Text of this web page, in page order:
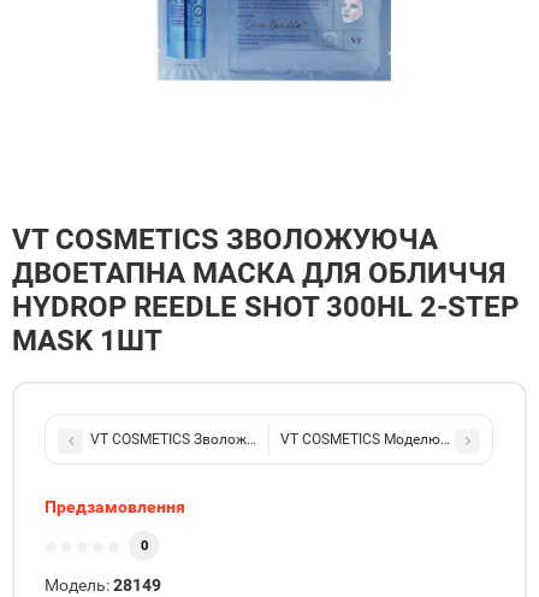
VT COSMETICS ЗВОЛОЖУЮЧА
ДВОЕТАПНА МАСКА ДЛЯ ОБЛИЧЧЯ
HYDROP REEDLE SHOT 300HL 2-STEP
MASK 1ШТ
VT COSMETICS Зволожувальна гідрогелева маска для обличчя
VT COSMETICS Моделююча маска
Предзамовлення
0
Модель:28149